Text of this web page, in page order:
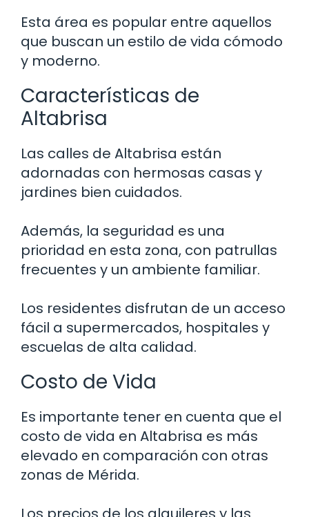
Esta área es popular entre aquellos
que buscan un estilo de vida cómodo
y moderno.
Características de
Altabrisa
Las calles de Altabrisa están
adornadas con hermosas casas y
jardines bien cuidados.
Además, la seguridad es una
prioridad en esta zona, con patrullas
frecuentes y un ambiente familiar.
Los residentes disfrutan de un acceso
fácil a supermercados, hospitales y
escuelas de alta calidad.
Costo de Vida
Es importante tener en cuenta que el
costo de vida en Altabrisa es más
elevado en comparación con otras
zonas de Mérida.